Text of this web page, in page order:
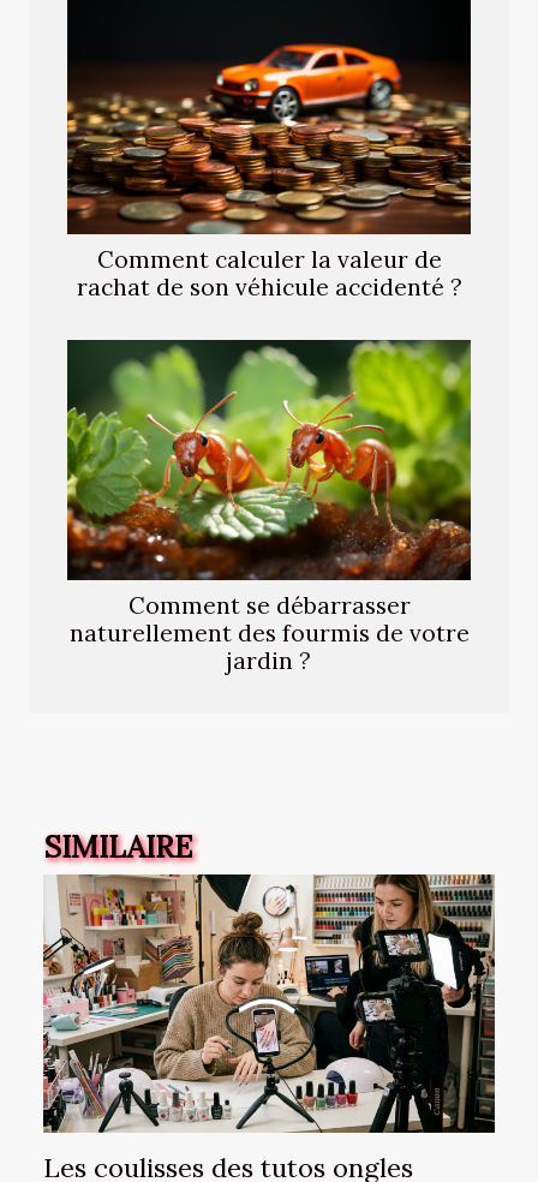
Comment calculer la valeur de
rachat de son véhicule accidenté ?
Comment se débarrasser
naturellement des fourmis de votre
jardin ?
SIMILAIRE
Les coulisses des tutos ongles